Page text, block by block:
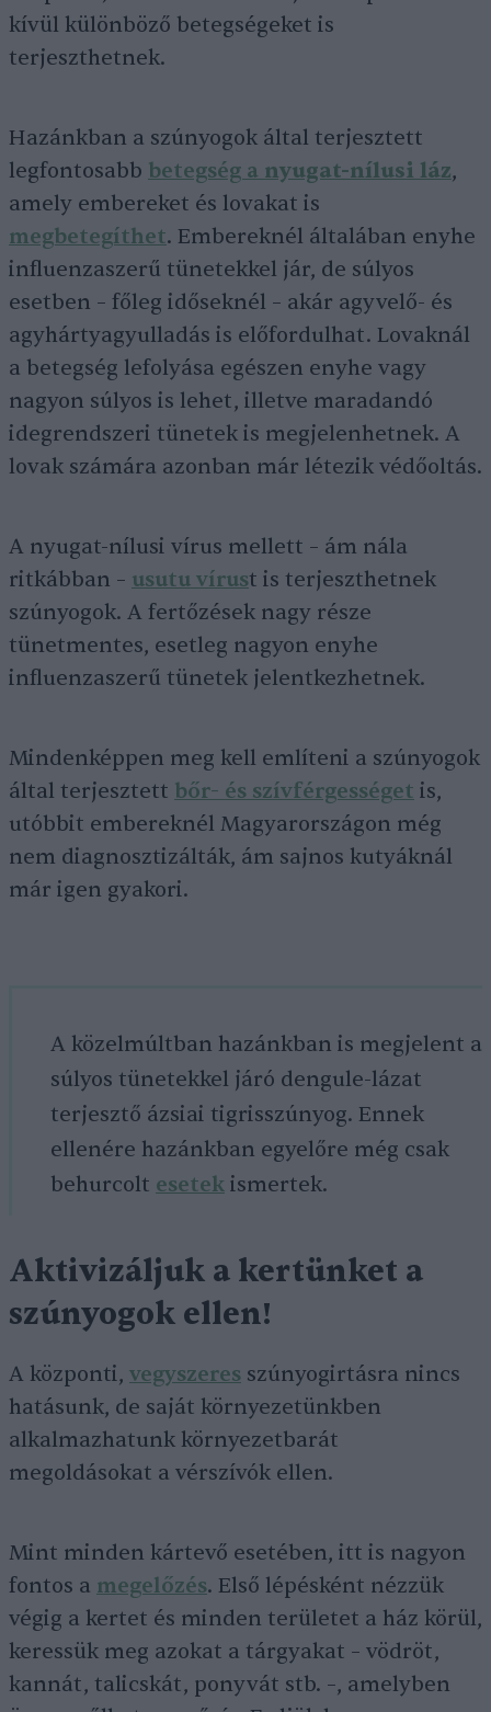
kívül különböző betegségeket is
terjeszthetnek.
Hazánkban a szúnyogok által terjesztett
legfontosabb betegség a nyugat-nílusi láz,
amely embereket és lovakat is
megbetegíthet. Embereknél általában enyhe
influenzaszerű tünetekkel jár, de súlyos
esetben – főleg időseknél – akár agyvelő- és
agyhártyagyulladás is előfordulhat. Lovaknál
a betegség lefolyása egészen enyhe vagy
nagyon súlyos is lehet, illetve maradandó
idegrendszeri tünetek is megjelenhetnek. A
lovak számára azonban már létezik védőoltás.
A nyugat-nílusi vírus mellett – ám nála
ritkábban – usutu vírust is terjeszthetnek
szúnyogok. A fertőzések nagy része
tünetmentes, esetleg nagyon enyhe
influenzaszerű tünetek jelentkezhetnek.
Mindenképpen meg kell említeni a szúnyogok
által terjesztett bőr- és szívférgességet is,
utóbbit embereknél Magyarországon még
nem diagnosztizálták, ám sajnos kutyáknál
már igen gyakori.
A közelmúltban hazánkban is megjelent a
súlyos tünetekkel járó dengule-lázat
terjesztő ázsiai tigrisszúnyog. Ennek
ellenére hazánkban egyelőre még csak
behurcolt esetek ismertek.
Aktivizáljuk a kertünket a
szúnyogok ellen!
A központi, vegyszeres szúnyogirtásra nincs
hatásunk, de saját környezetünkben
alkalmazhatunk környezetbarát
megoldásokat a vérszívók ellen.
Mint minden kártevő esetében, itt is nagyon
fontos a megelőzés. Első lépésként nézzük
végig a kertet és minden területet a ház körül,
keressük meg azokat a tárgyakat – vödröt,
kannát, talicskát, ponyvát stb. –, amelyben